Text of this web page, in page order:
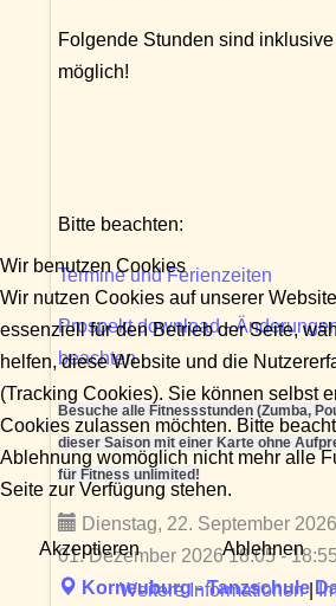
Folgende Stunden sind
möglich!
Bitte beachten:
Termine und Ferienzeiten
Prospekt download -
beachten
Besuche alle Fitnessstunden (Zumba,
dieser Saison mit einer Karte ohne
für Fitness unlimited!
Dienstag, 22. September
01. Dezember 2026 18:05 - 18:55
Korneuburg - Tanzschule
Wir benutzen Cookies
Wir nutzen Cookies auf unserer
essenziell für den Betrieb der Seite,
helfen, diese Website und die
(Tracking Cookies). Sie können selbst
Cookies zulassen möchten. Bitte
Ablehnung womöglich nicht mehr alle
Seite zur Verfügung stehen.
Akzeptieren Ablehnen
Weitere Informationen|